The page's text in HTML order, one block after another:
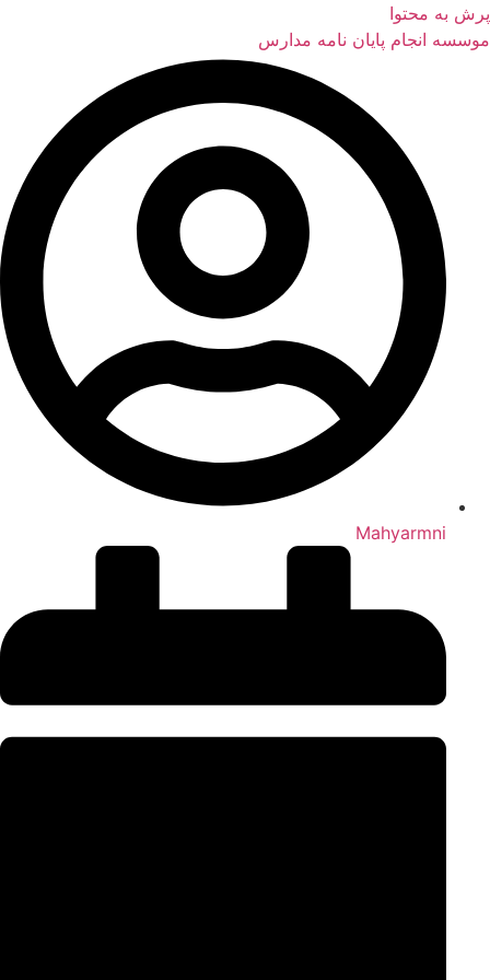
پرش به محتوا
موسسه انجام پایان نامه مدارس
Mahyarmni